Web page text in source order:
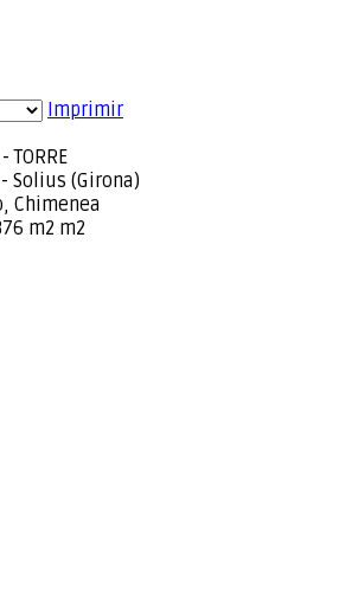
Imprimir
TORRE
Solius (Girona)
Chimenea
m2 m2